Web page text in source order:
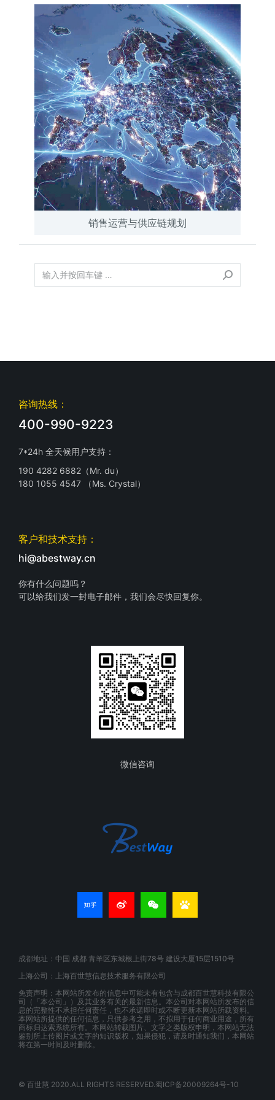
销售运营与供应链规划
咨询热线：
400-990-9223
7*24h 全天候用户支持：
190 4282 6882（Mr. du）
180 1055 4547 （Ms. Crystal）
客户和技术支持：
hi@abestway.cn
你有什么问题吗？
可以给我们发一封电子邮件，我们会尽快回复你。
微信咨询
成都地址：中国 成都 青羊区东城根上街78号 建设大厦15层1510号
上海公司：上海百世慧信息技术服务有限公司
免责声明：本网站所发布的信息中可能未有包含与成都百世慧科技有限公
司（「本公司」）及其业务有关的最新信息。本公司对本网站所发布的信
息的完整性不承担任何责任，也不承诺即时或不断更新本网站所载资料。
本网站所提供的任何信息，只供参考之用，不拟用于任何商业用途，所有
商标归达索系统所有。本网站转载图片、文字之类版权申明，本网站无法
鉴别所上传图片或文字的知识版权，如果侵犯，请及时通知我们，本网站
将在第一时间及时删除。
© 百世慧 2020.ALL RIGHTS RESERVED.蜀ICP备20009264号-10